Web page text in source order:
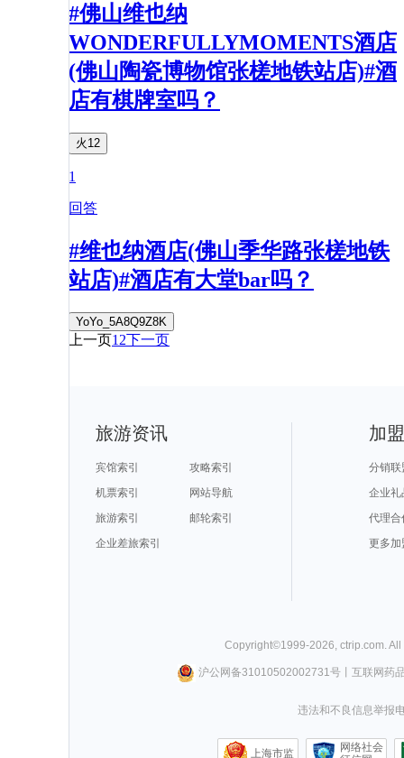
#佛山维也纳
WONDERFULLYMOMENTS酒店
(佛山陶瓷博物馆张槎地铁站店)#酒
店有棋牌室吗？
火12
1
回答
#维也纳酒店(佛山季华路张槎地铁
站店)#酒店有大堂bar吗？
YoYo_5A8Q9Z8K
上一页1 2下一页
旅游资讯
宾馆索引
攻略索引
机票索引
网站导航
旅游索引
邮轮索引
企业差旅索引
加
分销联
企业礼
代理合
更多加
Copyright©1999-2026, ctrip.com.
沪公网备31010502002731号丨 互联网药
违法和不良信息举报
上海市监
网络社会